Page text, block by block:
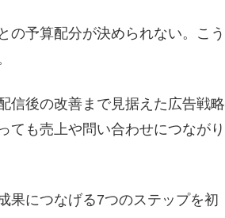
の予算配分が決められない。こう
信後の改善まで見据えた広告戦略
ても売上や問い合わせにつながり
果につなげる7つのステップを初